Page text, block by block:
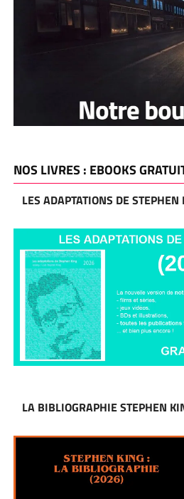
NOS LIVRES : EBOOKS
LES ADAPTATIONS DE STEPHEN
LA BIBLIOGRAPHIE STEPHEN